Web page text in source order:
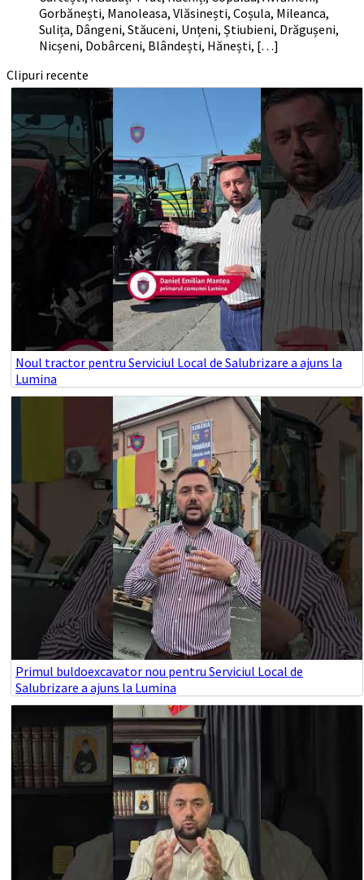
Gorbănești, Manoleasa, Vlăsinești, Coșula, Mileanca,
Sulița, Dângeni, Stăuceni, Unțeni, Știubieni, Drăgușeni,
Nicșeni, Dobârceni, Blândești, Hănești, […]
Clipuri recente
Noul tractor pentru Serviciul Local de Salubrizare a ajuns la
Lumina
Primul buldoexcavator nou pentru Serviciul Local de
Salubrizare a ajuns la Lumina